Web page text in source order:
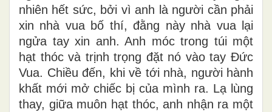
nhiên hết sức, bởi vì anh là người cần phải
xin nhà vua bố thí, đằng này nhà vua lại
ngửa tay xin anh. Anh móc trong túi một
hạt thóc và trịnh trọng đặt nó vào tay Đức
Vua. Chiều đến, khi về tới nhà, người hành
khất mới mở chiếc bị của mình ra. Lạ lùng
thay, giữa muôn hạt thóc, anh nhận ra một